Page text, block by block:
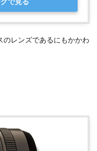
で見る
のレンズであるにもかかわ